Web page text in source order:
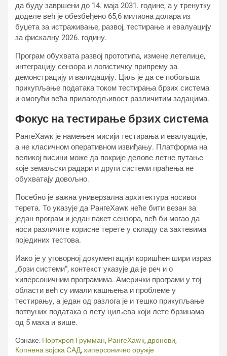
да буду завршени до 14. маја 2031. године, а у тренутку
доделе већ је обезбеђено 65,6 милиона долара из
буџета за истраживање, развој, тестирање и евалуацију
за фискалну 2026. годину.
Програм обухвата развој прототипа, измене летелице,
интеграцију сензора и логистичку припрему за
демонстрацију и валидацију. Циљ је да се побољша
прикупљање података током тестирања брзих система
и омогући већа прилагодљивост различитим задацима.
Фокус на тестирање брзих система
РангеХаwк је намењен мисији тестирања и евалуације,
а не класичном оперативном извиђању. Платформа на
великој висини може да покрије делове летне путање
које земаљски радари и други системи праћења не
обухватају довољно.
Посебно је важна универзална архитектура носивог
терета. То указује да РангеХаwк неће бити везан за
један програм и један пакет сензора, већ би могао да
носи различите корисне терете у складу са захтевима
појединих тестова.
Иако је у уговорној документацији коришћен шири израз
„брзи системи“, контекст указује да је реч и о
хиперсоничним програмима. Амерички програми у тој
области већ су имали кашњења и проблеме у
тестирању, а један од разлога је и тешко прикупљање
потпуних података о лету циљева који лете брзинама
од 5 маха и више.
Ознаке: Нортхроп Грумман, РангеХаwк, дронови,
Копнена војска САД, хиперсонично оружје